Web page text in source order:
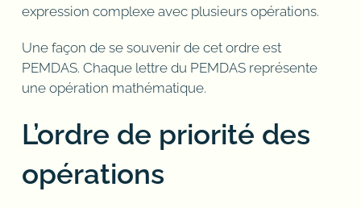
expression complexe avec plusieurs opérations.
Une façon de se souvenir de cet ordre est
PEMDAS. Chaque lettre du PEMDAS représente
une opération mathématique.
L’ordre de priorité des
opérations